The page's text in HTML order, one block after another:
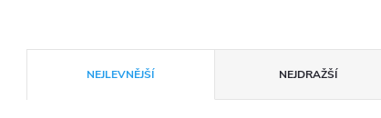
NEJLEVNĚJŠÍ NEJDRAŽŠÍ